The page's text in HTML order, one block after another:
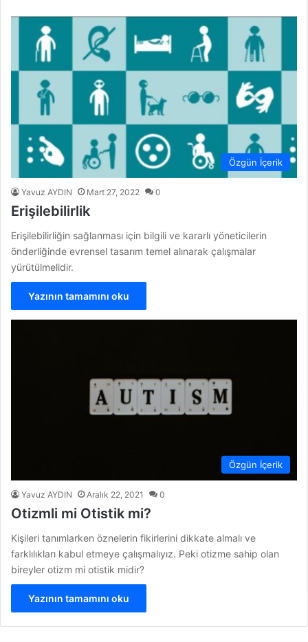
Özgün İçerik
Yavuz AYDIN Mart 27, 2022 0
Erişilebilirlik
Erişilebilirliğin sağlanması için bilgili ve kararlı yöneticilerin
önderliğinde evrensel tasarım temel alınarak çalışmalar
yürütülmelidir.
Yazının tamamını oku
Özgün İçerik
Yavuz AYDIN Aralık 22, 2021 0
Otizmli mi Otistik mi?
Kişileri tanımlarken öznelerin fikirlerini dikkate almalı ve
farklılıkları kabul etmeye çalışmalıyız. Peki otizme sahip olan
bireyler otizm mi otistik midir?
Yazının tamamını oku